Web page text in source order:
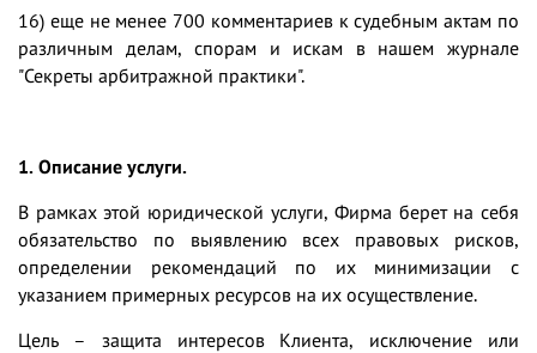
16) еще не менее 700 комментариев к судебным актам по
различным делам, спорам и искам в нашем журнале
"Секреты арбитражной практики".
1. Описание услуги.
В рамках этой юридической услуги, Фирма берет на себя
обязательство по выявлению всех правовых рисков,
определении рекомендаций по их минимизации с
указанием примерных ресурсов на их осуществление.
Цель – защита интересов Клиента, исключение или